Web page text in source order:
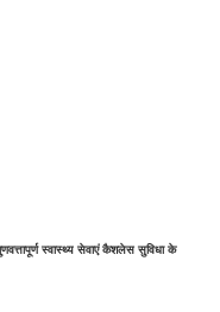
स्वास्थ्य सेवाएं कैशलेस सुविधा के